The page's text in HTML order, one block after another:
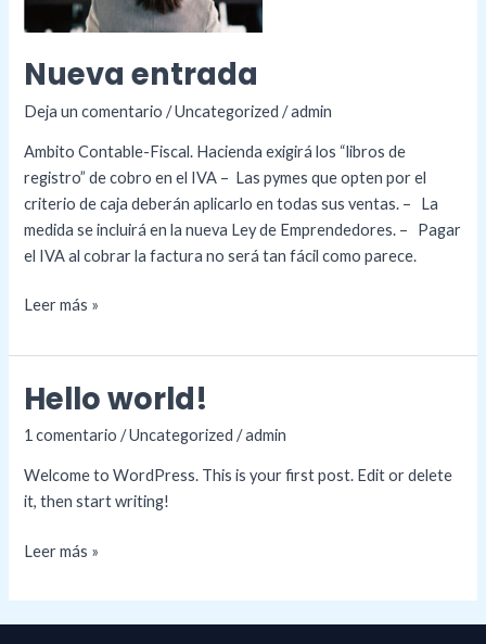
Nueva entrada
Deja un comentario /Uncategorized /admin
Ambito Contable-Fiscal. Hacienda exigirá los “libros de
registro” de cobro en el IVA – Las pymes que opten por el
criterio de caja deberán aplicarlo en todas sus ventas. – La
medida se incluirá en la nueva Ley de Emprendedores. – Pagar
el IVA al cobrar la factura no será tan fácil como parece.
Leer más »
Hello world!
1 comentario /Uncategorized /admin
Welcome to WordPress. This is your first post. Edit or delete
it, then start writing!
Hello
Leer más »